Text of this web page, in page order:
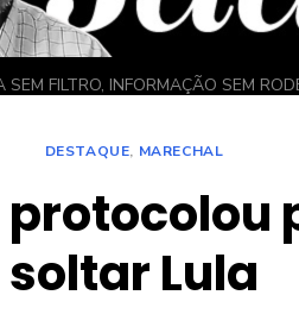
SEM FILTRO, INFORMAÇÃO SEM
DESTAQUE, MARECHAL
soltar Lula